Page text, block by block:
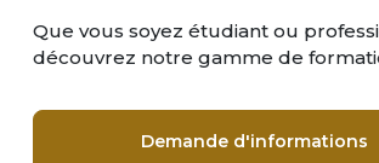
Que vous soyez étudiant ou
découvrez notre gamme de
Demande d'informations